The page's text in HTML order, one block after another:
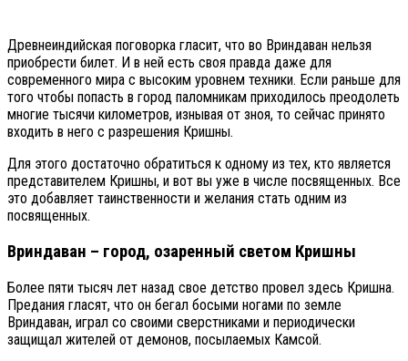
Древнеиндийская поговорка гласит, что во Вриндаван нельзя
приобрести билет. И в ней есть своя правда даже для
современного мира с высоким уровнем техники. Если раньше для
того чтобы попасть в город паломникам приходилось преодолеть
многие тысячи километров, изнывая от зноя, то сейчас принято
входить в него с разрешения Кришны.
Для этого достаточно обратиться к одному из тех, кто является
представителем Кришны, и вот вы уже в числе посвященных. Все
это добавляет таинственности и желания стать одним из
посвященных.
Вриндаван – город, озаренный светом Кришны
Более пяти тысяч лет назад свое детство провел здесь Кришна.
Предания гласят, что он бегал босыми ногами по земле
Вриндаван, играл со своими сверстниками и периодически
защищал жителей от демонов, посылаемых Камсой.